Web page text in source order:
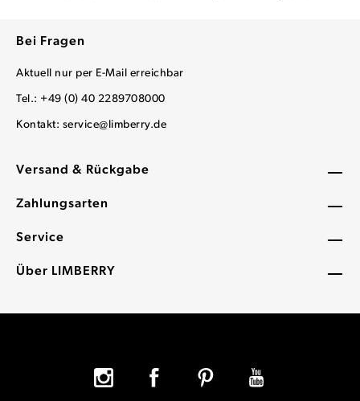
Versand & Rückgabe
Zahlungsarten
Service
Über LIMBERRY
Bei Fragen
Aktuell nur per E-Mail erreichbar
Tel.: +49 (0) 40 2289708000
Kontakt: service@limberry.de